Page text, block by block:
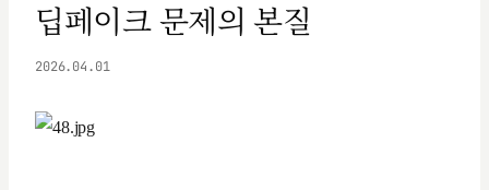
딥페이크 문제의 본질
2026.04.01